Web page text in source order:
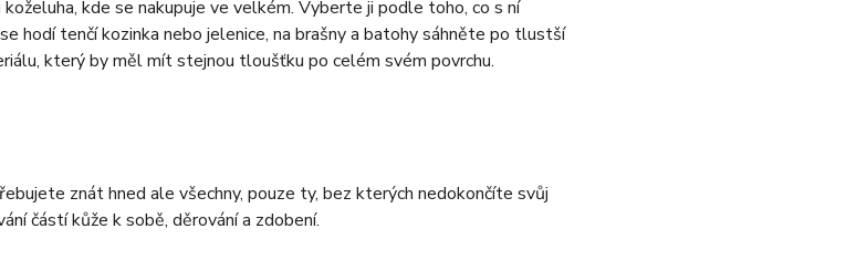
kde se nakupuje ve velkém. Vyberte ji podle toho, co s ní
hodí tenčí kozinka nebo jelenice, na brašny a batohy sáhněte po tlustší
který by měl mít stejnou tloušťku po celém svém povrchu.
znát hned ale všechny, pouze ty, bez kterých nedokončíte svůj
částí kůže k sobě, děrování a zdobení.